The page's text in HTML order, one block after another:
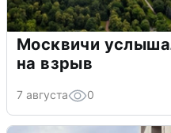
Москвичи
на взрыв
7 августа 0